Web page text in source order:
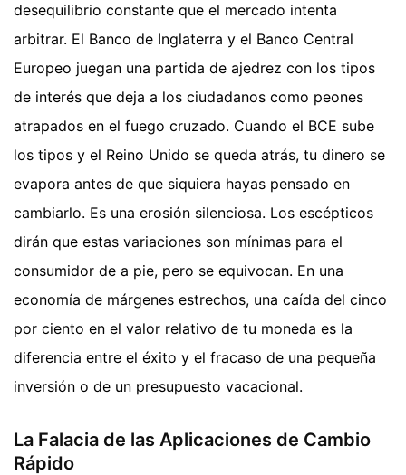
desequilibrio constante que el mercado intenta
arbitrar. El Banco de Inglaterra y el Banco Central
Europeo juegan una partida de ajedrez con los tipos
de interés que deja a los ciudadanos como peones
atrapados en el fuego cruzado. Cuando el BCE sube
los tipos y el Reino Unido se queda atrás, tu dinero se
evapora antes de que siquiera hayas pensado en
cambiarlo. Es una erosión silenciosa. Los escépticos
dirán que estas variaciones son mínimas para el
consumidor de a pie, pero se equivocan. En una
economía de márgenes estrechos, una caída del cinco
por ciento en el valor relativo de tu moneda es la
diferencia entre el éxito y el fracaso de una pequeña
inversión o de un presupuesto vacacional.
La Falacia de las Aplicaciones de Cambio
Rápido